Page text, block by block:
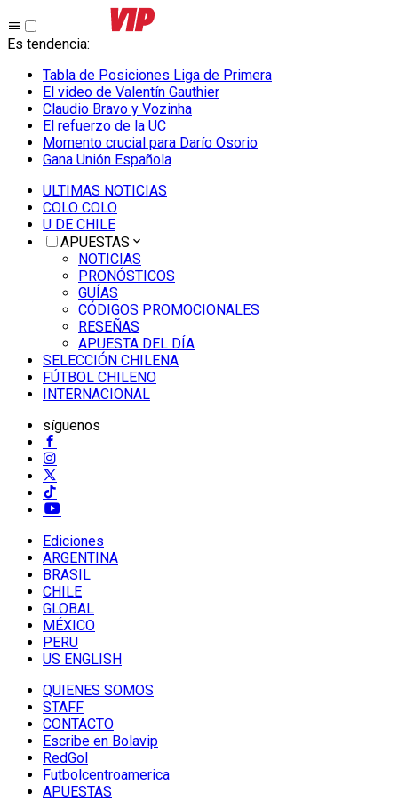
Es tendencia:
Tabla de Posiciones Liga de Primera
El video de Valentín Gauthier
Claudio Bravo y Vozinha
El refuerzo de la UC
Momento crucial para Darío Osorio
Gana Unión Española
ULTIMAS NOTICIAS
COLO COLO
U DE CHILE
APUESTAS
NOTICIAS
PRONÓSTICOS
GUÍAS
CÓDIGOS PROMOCIONALES
RESEÑAS
APUESTA DEL DÍA
SELECCIÓN CHILENA
FÚTBOL CHILENO
INTERNACIONAL
síguenos
Ediciones
ARGENTINA
BRASIL
CHILE
GLOBAL
MÉXICO
PERU
US ENGLISH
QUIENES SOMOS
STAFF
CONTACTO
Escribe en Bolavip
RedGol
Futbolcentroamerica
APUESTAS